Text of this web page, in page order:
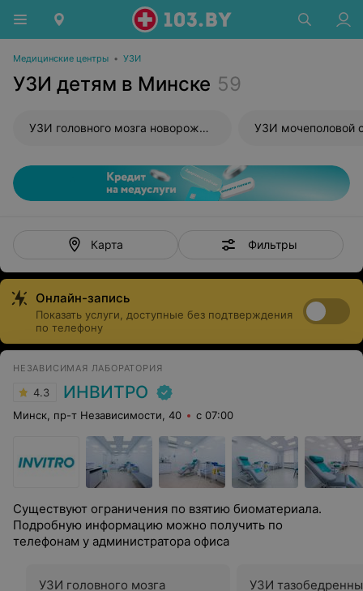
Медицинские центры • УЗИ
УЗИ детям в Минске 59
УЗИ головного мозга новорожденного УЗИ мочеполовой
Карта Фильтры
Онлайн-запись
Показать услуги, доступные без подтверждения
по телефону
НЕЗАВИСИМАЯ ЛАБОРАТОРИЯ
4.3 ИНВИТРО
Минск, пр-т Независимости, 40 с 07:00
Существуют ограничения по взятию биоматериала.
Подробную информацию можно получить по
телефонам у администратора офиса
УЗИ головного мозга
УЗИ